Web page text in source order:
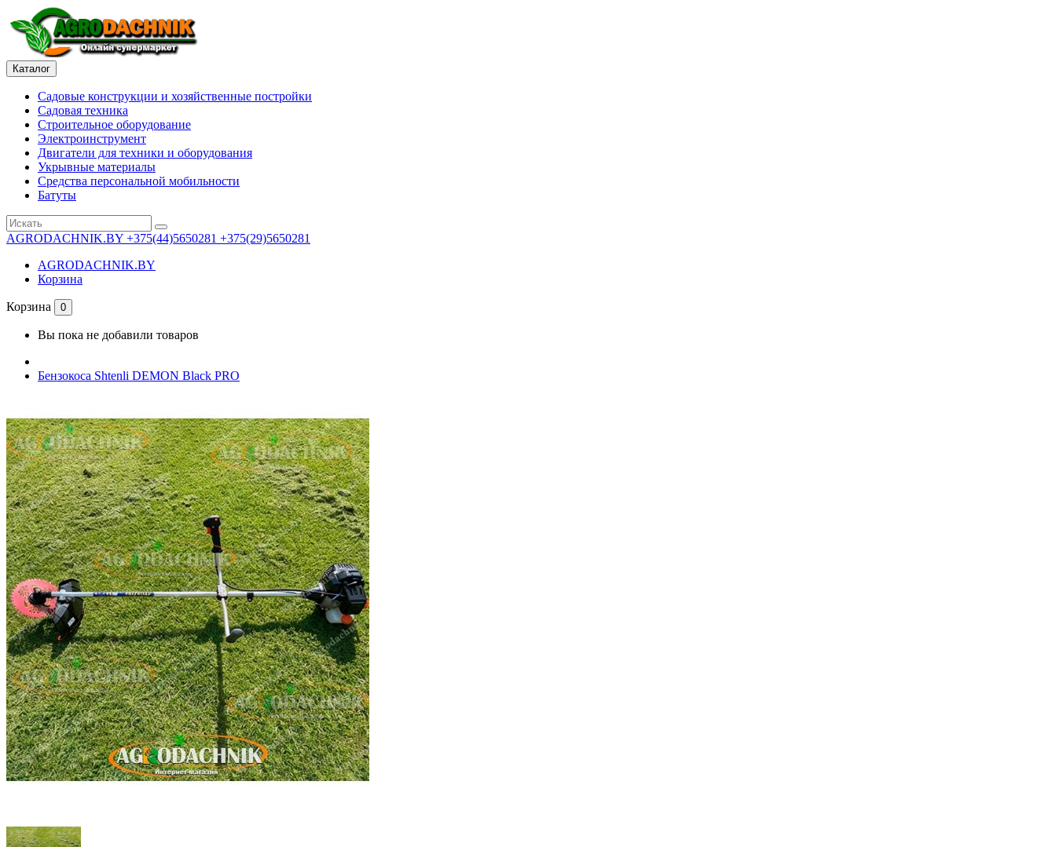
Каталог
Садовые конструкции и хозяйственные постройки
Садовая техника
Строительное оборудование
Электроинструмент
Двигатели для техники и оборудования
Укрывные материалы
Средства персональной мобильности
Батуты
AGRODACHNIK.BY +375(44)5650281 +375(29)5650281
AGRODACHNIK.BY
Корзина
Корзина 0
Вы пока не добавили товаров
Бензокоса Shtenli DEMON Black PRO